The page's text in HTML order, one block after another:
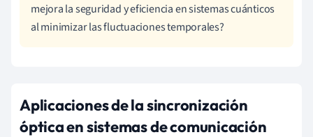
mejora la seguridad y eficiencia en sistemas cuánticos
al minimizar las fluctuaciones temporales?
Aplicaciones de la sincronización
óptica en sistemas de comunicación